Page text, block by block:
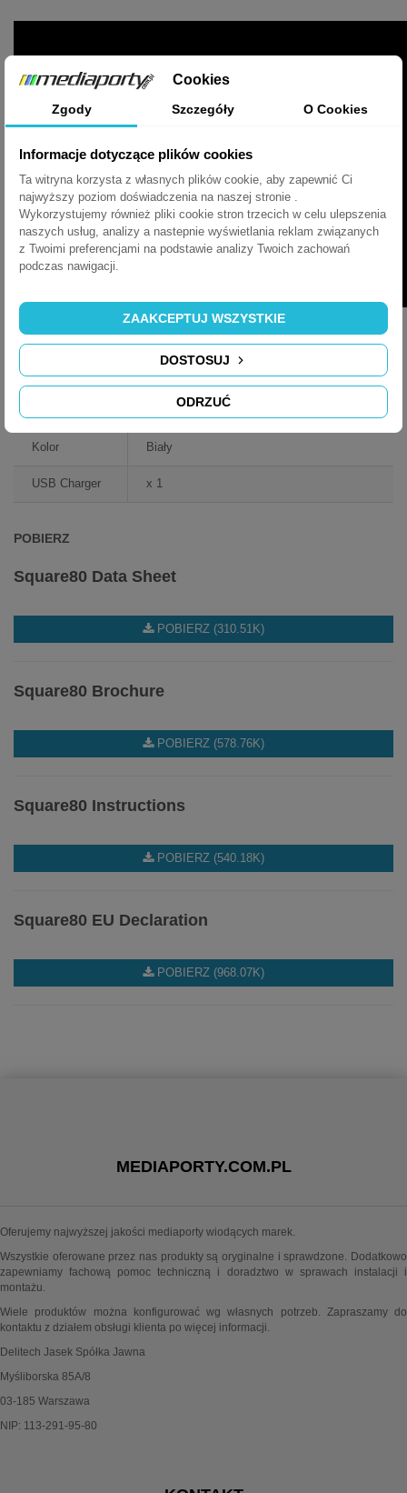
Kolor Biały
USB Charger x 1
POBIERZ
Square80 Data Sheet
POBIERZ (310.51K)
Square80 Brochure
POBIERZ (578.76K)
Square80 Instructions
POBIERZ (540.18K)
Square80 EU Declaration
POBIERZ (968.07K)
MEDIAPORTY.COM.PL
Oferujemy najwyższej jakości mediaporty wiodących marek.
Wszystkie oferowane przez nas produkty są oryginalne i sprawdzone. Dodatkowo
zapewniamy fachową pomoc techniczną i doradztwo w sprawach instalacji i
montażu.
Wiele produktów można konfigurować wg własnych potrzeb. Zapraszamy do
kontaktu z działem obsługi klienta po więcej informacji.
Delitech Jasek Spółka Jawna
Myśliborska 85A/8
03-185 Warszawa
NIP: 113-291-95-80
Cookies
Zgody Szczegóły O Cookies
Informacje dotyczące plików cookies
Ta witryna korzysta z własnych plików cookie, aby zapewnić Ci
najwyższy poziom doświadczenia na naszej stronie .
Wykorzystujemy również pliki cookie stron trzecich w celu ulepszenia
naszych usług, analizy a nastepnie wyświetlania reklam związanych
z Twoimi preferencjami na podstawie analizy Twoich zachowań
podczas nawigacji.
ODRZUĆ
DOSTOSUJ
ZAAKCEPTUJ WSZYSTKIE